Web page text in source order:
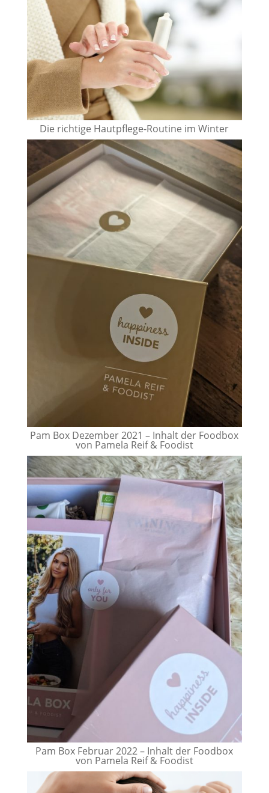
Die richtige Hautpflege-Routine im Winter
Pam Box Dezember 2021 – Inhalt der Foodbox
von Pamela Reif & Foodist
Pam Box Februar 2022 – Inhalt der Foodbox
von Pamela Reif & Foodist